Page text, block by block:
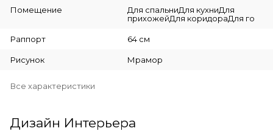
Помещение
Для спальниДля кухниДля
прихожейДля коридораДля го
Раппорт 64 см
Рисунок Мрамор
Все характеристики
Дизайн Интерьера